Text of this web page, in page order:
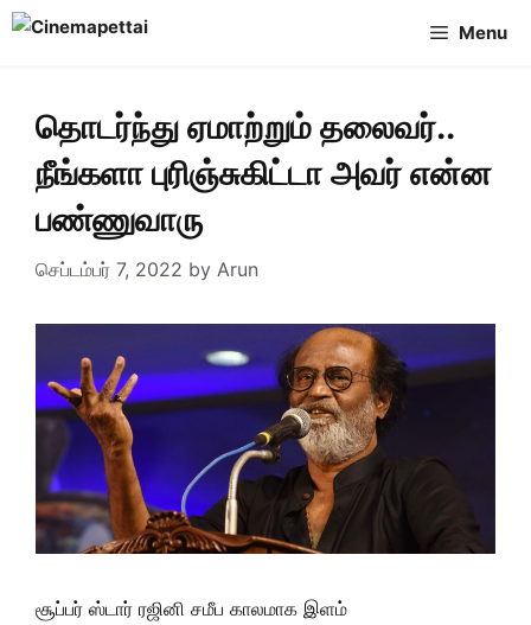
Skip
Menu
தொடர்ந்து ஏமாற்றும் தலைவர்..
நீங்களா புரிஞ்சுகிட்டா அவர் என்ன
பண்ணுவாரு
செப்டம்பர் 7, 2022 by Arun
சூப்பர் ஸ்டார் ரஜினி சமீப காலமாக இளம்